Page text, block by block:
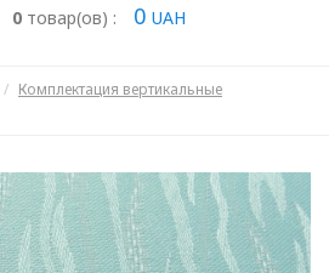
0товар(ов) : 0 UAH
Комплектация вертикальные